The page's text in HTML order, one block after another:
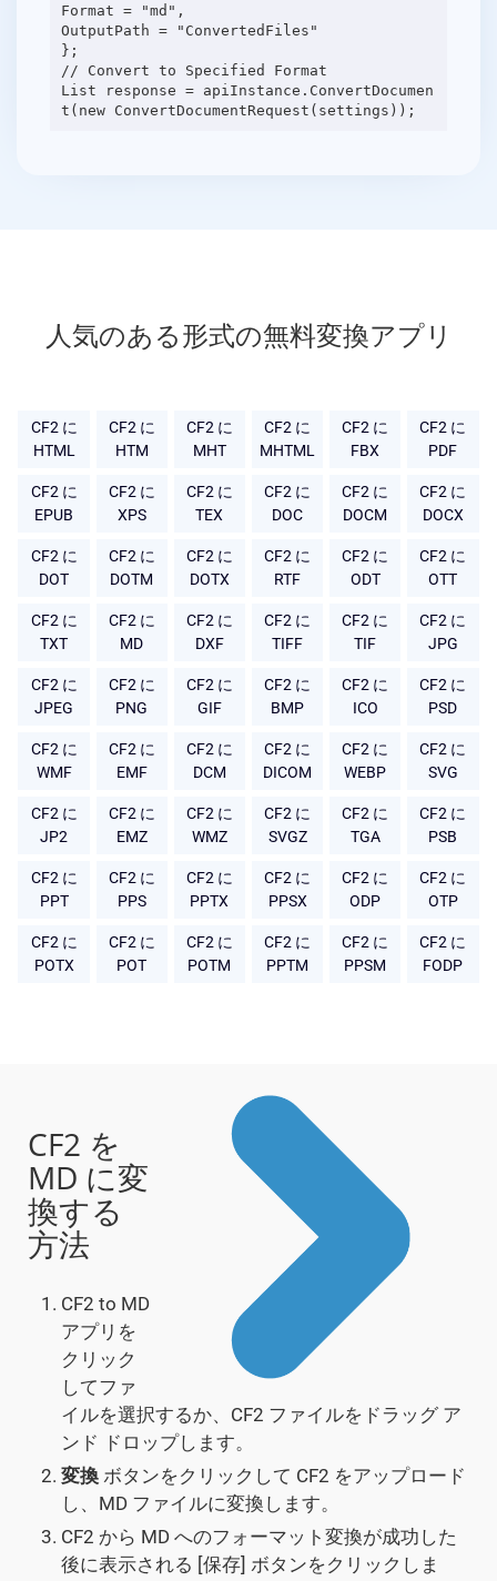
Format = "md",
OutputPath = "ConvertedFiles"
};
// Convert to Specified Format
List response = apiInstance.ConvertDocumen
人気のある形式の無料変換アプリ
CF2 に
HTML
CF2 に
HTM
CF2 に
MHT
CF2 に
MHTML
CF2 に
FBX
CF2 に
PDF
CF2 に
EPUB
CF2 に
XPS
CF2 に
TEX
CF2 に
DOC
CF2 に
DOCM
CF2 に
DOCX
CF2 に
DOT
CF2 に
DOTM
CF2 に
DOTX
CF2 に
RTF
CF2 に
ODT
CF2 に
OTT
CF2 に
TXT
CF2 に
MD
CF2 に
DXF
CF2 に
TIFF
CF2 に
TIF
CF2 に
JPG
CF2 に
JPEG
CF2 に
PNG
CF2 に
GIF
CF2 に
BMP
CF2 に
ICO
CF2 に
PSD
CF2 に
WMF
CF2 に
EMF
CF2 に
DCM
CF2 に
DICOM
CF2 に
WEBP
CF2 に
SVG
CF2 に
JP2
CF2 に
EMZ
CF2 に
WMZ
CF2 に
SVGZ
CF2 に
TGA
CF2 に
PSB
CF2 に
PPT
CF2 に
PPS
CF2 に
PPTX
CF2 に
PPSX
CF2 に
ODP
CF2 に
OTP
CF2 に
POTX
CF2 に
POT
CF2 に
POTM
CF2 に
PPTM
CF2 に
PPSM
CF2 に
FODP
CF2 を
MD に変
換する
方法
CF2 to MD
アプリを
クリック
してファ
イルを選択するか、CF2 ファイルをドラッグ ア
ンド ドロップします。
変換 ボタンをクリックして CF2 をアップロード
し、MD ファイルに変換します。
CF2 から MD へのフォーマット変換が成功した
後に表示される [保存] ボタンをクリックしま